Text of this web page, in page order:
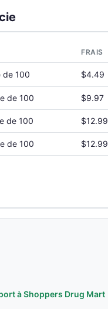
FRAIS
de 100 $4.49
de 100 $9.97
de 100 $12.99
de 100 $12.99
à Shoppers Drug Mart